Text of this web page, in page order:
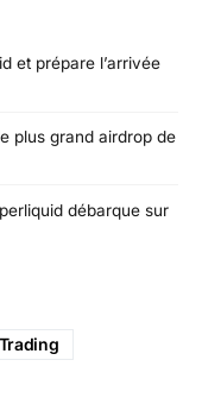
et prépare l’arrivée
plus grand airdrop de
débarque sur
Trading